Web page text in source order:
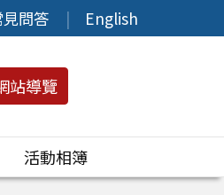
見問答 English
站導覽
活動相簿